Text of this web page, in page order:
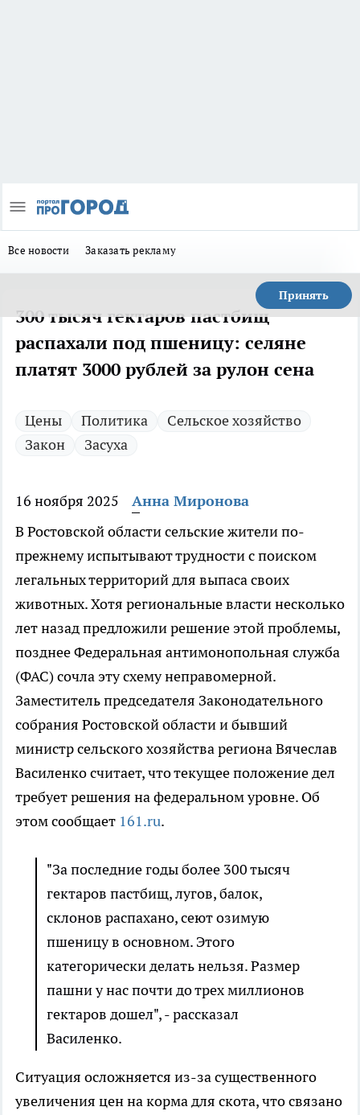
Все новости Заказать рекламу
Принять
300 тысяч гектаров пастбищ
распахали под пшеницу: селяне
платят 3000 рублей за рулон сена
Цены Политика
Сельское хозяйство
Закон
Засуха
16 ноября 2025
Анна Миронова
В Ростовской области сельские жители по-
прежнему испытывают трудности с поиском
легальных территорий для выпаса своих
животных. Хотя региональные власти несколько
лет назад предложили решение этой проблемы,
позднее Федеральная антимонопольная служба
(ФАС) сочла эту схему неправомерной.
Заместитель председателя Законодательного
собрания Ростовской области и бывший
министр сельского хозяйства региона Вячеслав
Василенко считает, что текущее положение дел
требует решения на федеральном уровне. Об
этом сообщает 161.ru.
"За последние годы более 300 тысяч
гектаров пастбищ, лугов, балок,
склонов распахано, сеют озимую
пшеницу в основном. Этого
категорически делать нельзя. Размер
пашни у нас почти до трех миллионов
гектаров дошел", - рассказал
Василенко.
Ситуация осложняется из-за существенного
увеличения цен на корма для скота, что связано